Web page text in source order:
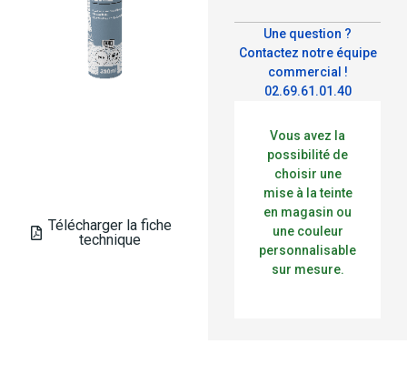
Télécharger la fiche
technique
Une question ?
Contactez notre équipe
commercial !
02.69.61.01.40
Vous avez la
possibilité de
choisir une
mise à la teinte
en magasin ou
une couleur
personnalisable
sur mesure.